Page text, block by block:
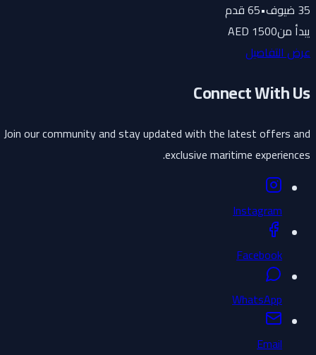
35ضيوف•
65قدم
يبدأ من1500 AED
عرض التفاصيل
Connect With Us
Join our community and stay updated with the latest offers and
exclusive maritime experiences.
Instagram
Facebook
WhatsApp
Email